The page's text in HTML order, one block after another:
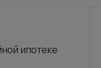
ипотеке